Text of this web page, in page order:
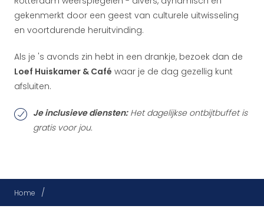
gekenmerkt door een geest van culturele uitwisseling
en voortdurende heruitvinding.
Als je 's avonds zin hebt in een drankje, bezoek dan de
Loef Huiskamer & Café waar je de dag gezellig kunt
afsluiten.
Je inclusieve diensten:Het dagelijkse ontbijtbuffet is
gratis voor jou.
Home /